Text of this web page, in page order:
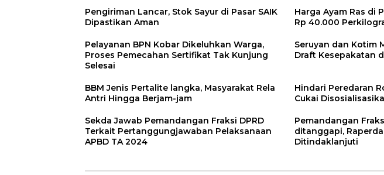
Pengiriman Lancar, Stok Sayur di Pasar SAIK
Dipastikan Aman
Harga Ayam Ras di
Rp 40.000
Pelayanan BPN Kobar Dikeluhkan Warga,
Proses Pemecahan Sertifikat Tak Kunjung
Selesai
Seruyan dan Kotim
Draft Kesepakatan
BBM Jenis Pertalite langka, Masyarakat Rela
Antri Hingga Berjam-jam
Hindari Peredaran
Cukai
Sekda Jawab Pemandangan Fraksi DPRD
Terkait Pertanggungjawaban Pelaksanaan
APBD TA 2024
Pemandangan
ditanggapi, Raperda
Ditindaklanjuti